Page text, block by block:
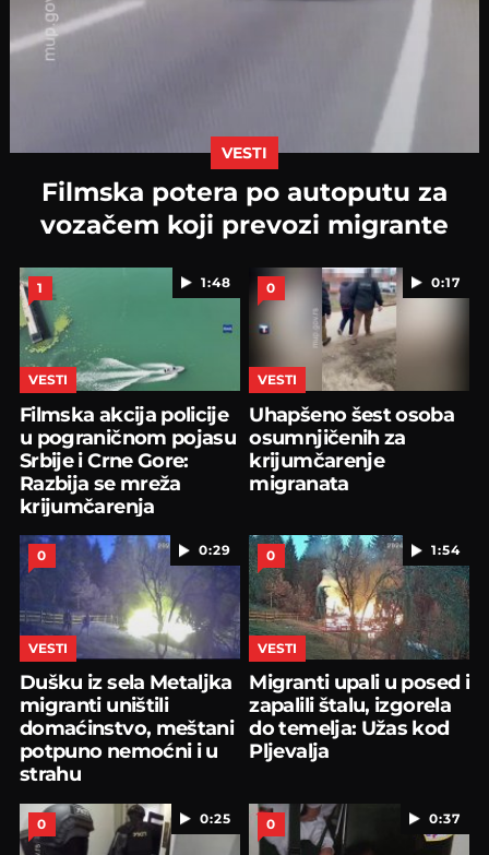
VESTI
Filmska potera po autoputu za
vozačem koji prevozi migrante
1:48
1
VESTI
Filmska akcija policije
u pograničnom pojasu
Srbije i Crne Gore:
Razbija se mreža
krijumčarenja
0:17
0
VESTI
Uhapšeno šest osoba
osumnjičenih za
krijumčarenje
migranata
0:29
0
VESTI
Dušku iz sela Metaljka
migranti uništili
domaćinstvo, meštani
potpuno nemoćni i u
strahu
1:54
0
VESTI
Migranti upali u posed i
zapalili štalu, izgorela
do temelja: Užas kod
Pljevalja
0:25
0 0:37
0